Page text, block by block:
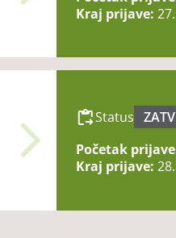
Kraj prijave:
Status
Početak
Kraj prijave: